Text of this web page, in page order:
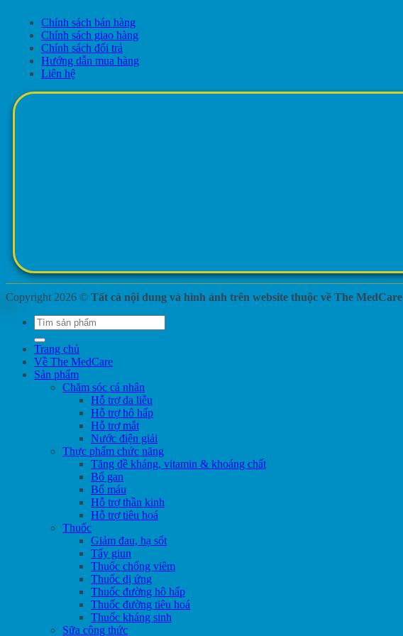
Chính sách bán hàng
Chính sách giao hàng
Chính sách đổi trả
Hướng dẫn mua hàng
Liên hệ
Copyright 2026 © Tất cả nội dung và hình ảnh trên website thuộc về The MedCare
Tìm
kiếm:
Trang chủ
Về The MedCare
Sản phẩm
Chăm sóc cá nhân
Hỗ trợ da liễu
Hỗ trợ hô hấp
Hỗ trợ mắt
Nước điện giải
Thực phẩm chức năng
Tăng đề kháng, vitamin & khoáng chất
Bổ gan
Bổ máu
Hỗ trợ thần kinh
Hỗ trợ tiêu hoá
Thuốc
Giảm đau, hạ sốt
Tẩy giun
Thuốc chống viêm
Thuốc dị ứng
Thuốc đường hô hấp
Thuốc đường tiêu hoá
Thuốc kháng sinh
Sữa công thức